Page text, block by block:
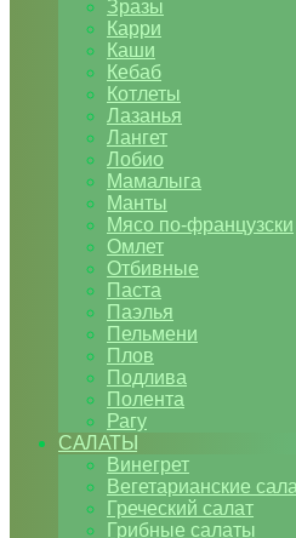
Зразы
Карри
Каши
Кебаб
Котлеты
Лазанья
Лангет
Лобио
Мамалыга
Манты
Мясо по-французски
Омлет
Отбивные
Паста
Паэлья
Пельмени
Плов
Подлива
Полента
Рагу
САЛАТЫ
Винегрет
Вегетарианские
Греческий салат
Грибные салаты